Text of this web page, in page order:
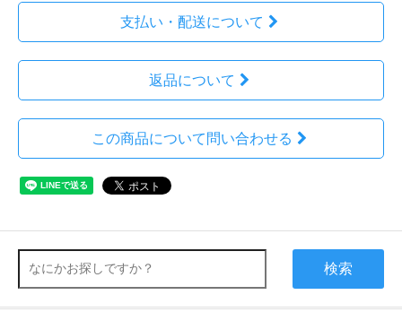
支払い・配送について
返品について
この商品について問い合わせる
検索